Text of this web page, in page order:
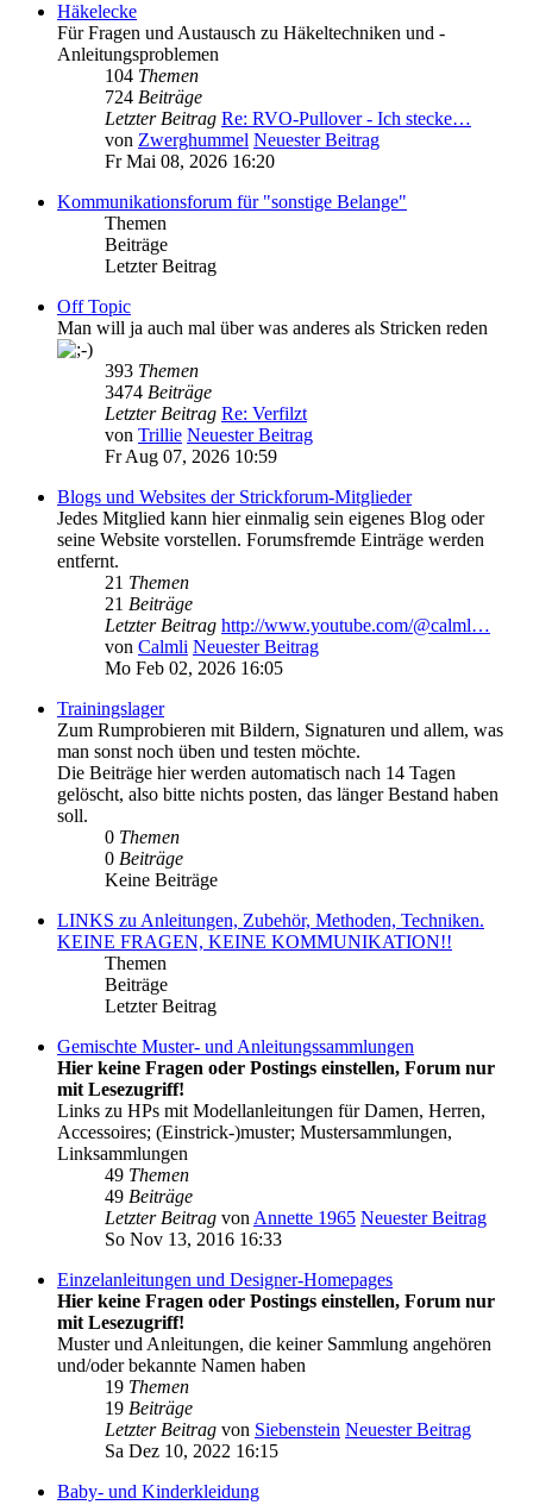
Häkelecke
Für Fragen und Austausch zu Häkeltechniken und -
Anleitungsproblemen
104 Themen
724 Beiträge
Letzter Beitrag Re: RVO-Pullover - Ich stecke…
von Zwerghummel Neuester Beitrag
Fr Mai 08, 2026 16:20
Kommunikationsforum für "sonstige Belange"
Themen
Beiträge
Letzter Beitrag
Off Topic
Man will ja auch mal über was anderes als Stricken reden
393 Themen
3474 Beiträge
Letzter Beitrag Re: Verfilzt
von Trillie Neuester Beitrag
Fr Aug 07, 2026 10:59
Blogs und Websites der Strickforum-Mitglieder
Jedes Mitglied kann hier einmalig sein eigenes Blog oder
seine Website vorstellen. Forumsfremde Einträge werden
entfernt.
21 Themen
21 Beiträge
Letzter Beitrag http://www.youtube.com/@calml…
von Calmli Neuester Beitrag
Mo Feb 02, 2026 16:05
Trainingslager
Zum Rumprobieren mit Bildern, Signaturen und allem, was
man sonst noch üben und testen möchte.
Die Beiträge hier werden automatisch nach 14 Tagen
gelöscht, also bitte nichts posten, das länger Bestand haben
soll.
0 Themen
0 Beiträge
Keine Beiträge
LINKS zu Anleitungen, Zubehör, Methoden, Techniken.
KEINE FRAGEN, KEINE KOMMUNIKATION!!
Themen
Beiträge
Letzter Beitrag
Gemischte Muster- und Anleitungssammlungen
Hier keine Fragen oder Postings einstellen, Forum nur
mit Lesezugriff!
Links zu HPs mit Modellanleitungen für Damen, Herren,
Accessoires; (Einstrick-)muster; Mustersammlungen,
Linksammlungen
49 Themen
49 Beiträge
Letzter Beitrag vonAnnette 1965 Neuester Beitrag
So Nov 13, 2016 16:33
Einzelanleitungen und Designer-Homepages
Hier keine Fragen oder Postings einstellen, Forum nur
mit Lesezugriff!
Muster und Anleitungen, die keiner Sammlung angehören
und/oder bekannte Namen haben
19 Themen
19 Beiträge
Letzter Beitrag von Siebenstein Neuester Beitrag
Sa Dez 10, 2022 16:15
Baby- und Kinderkleidung